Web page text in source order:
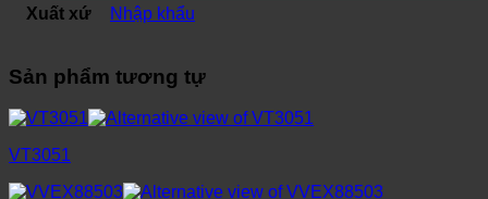
Xuất xứ Nhập khẩu
Sản phẩm tương tự
VT3051